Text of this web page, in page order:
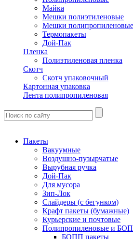
Майка
Мешки полиэтиленовые
Мешки полипропиленовые
Термопакеты
Дой-Пак
Пленка
Полиэтиленовая пленка
Скотч
Скотч упаковочный
Картонная упаковка
Лента полипропиленовая
Пакеты
Вакуумные
Воздушно-пузырчатые
Вырубная ручка
Дой-Пак
Для мусора
Зип-Лок
Слайдеры (с бегунком)
Крафт пакеты (бумажные)
Курьерские и почтовые
Полипропиленовые и
БОПП пакеты